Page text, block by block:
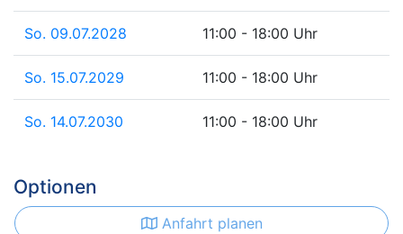
So. 09.07.2028 11:00 - 18:00 Uhr
So. 15.07.2029 11:00 - 18:00 Uhr
So. 14.07.2030 11:00 - 18:00 Uhr
Optionen
Anfahrt planen